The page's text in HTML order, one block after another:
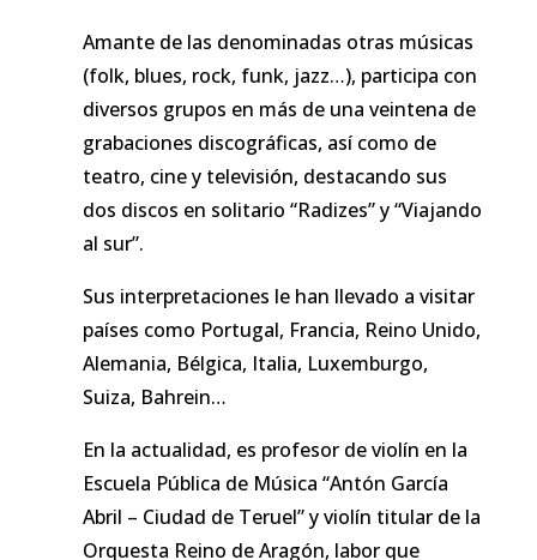
Amante de las denominadas otras músicas
(folk, blues, rock, funk, jazz…), participa con
diversos grupos en más de una veintena de
grabaciones discográficas, así como de
teatro, cine y televisión, destacando sus
dos discos en solitario “Radizes” y “Viajando
al sur”.
Sus interpretaciones le han llevado a visitar
países como Portugal, Francia, Reino Unido,
Alemania, Bélgica, Italia, Luxemburgo,
Suiza, Bahrein…
En la actualidad, es profesor de violín en la
Escuela Pública de Música “Antón García
Abril – Ciudad de Teruel” y violín titular de la
Orquesta Reino de Aragón, labor que